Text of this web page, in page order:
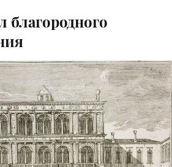
благородного